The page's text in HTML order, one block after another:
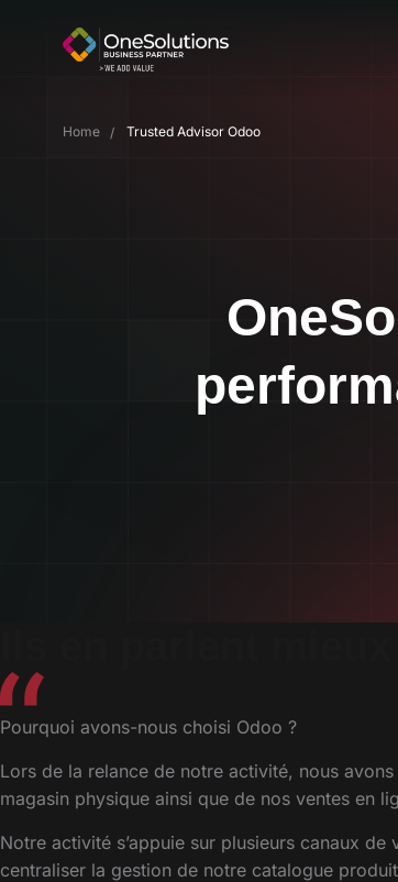
Home Trusted Advisor Odoo
Pourquoi avons-nous choisi Odoo ?
Lors de la relance de notre activité, nous
magasin physique ainsi que de nos ventes en
Notre activité s’appuie sur plusieurs canaux
centraliser la gestion de notre catalogue